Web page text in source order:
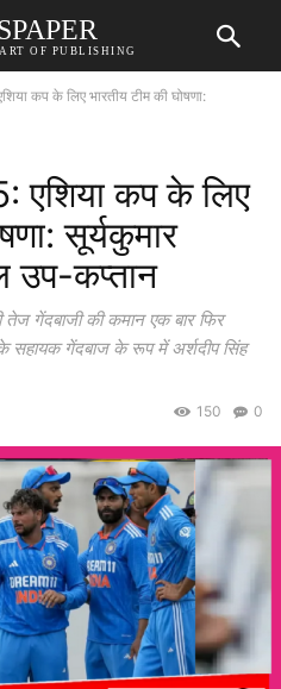
OF PUBLISHING
कप के लिए भारतीय टीम की घोषणा:
कप के लिए
सूर्यकुमार
उप-कप्तान
गेंदबाजी की कमान एक बार फिर
सहायक गेंदबाज के रूप में अर्शदीप सिंह
0
150